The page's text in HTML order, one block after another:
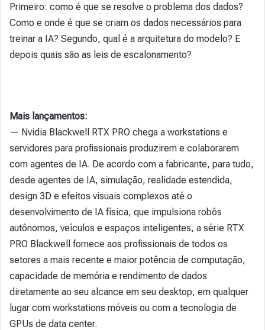
Primeiro: como é que se resolve o problema dos dados?
Como e onde é que se criam os dados necessários para
treinar a IA? Segundo, qual é a arquitetura do modelo? E
depois quais são as leis de escalonamento?
Mais lançamentos:
— Nvidia Blackwell RTX PRO chega a workstations e
servidores para profissionais produzirem e colaborarem
com agentes de IA. De acordo com a fabricante, para tudo,
desde agentes de IA, simulação, realidade estendida,
design 3D e efeitos visuais complexos até o
desenvolvimento de IA física, que impulsiona robôs
autônomos, veículos e espaços inteligentes, a série RTX
PRO Blackwell fornece aos profissionais de todos os
setores a mais recente e maior potência de computação,
capacidade de memória e rendimento de dados
diretamente ao seu alcance em seu desktop, em qualquer
lugar com workstations móveis ou com a tecnologia de
GPUs de data center.